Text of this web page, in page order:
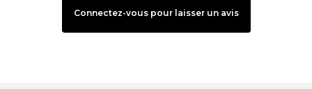
Connectez-vous pour laisser un avis